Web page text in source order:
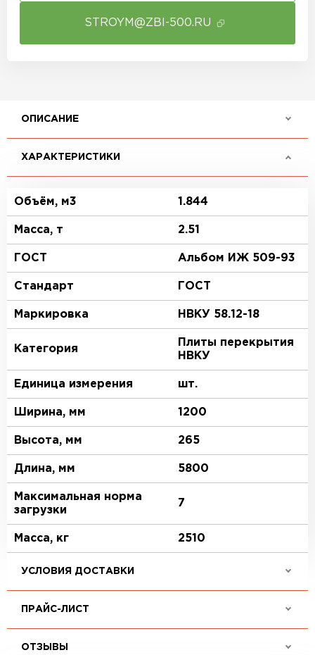
STROYM@ZBI-500.RU
ОПИСАНИЕ
ХАРАКТЕРИСТИКИ
Объём, м3 1.844
Масса, т 2.51
ГОСТ Альбом ИЖ 509-93
Стандарт ГОСТ
Маркировка НВКУ 58.12-18
Категория
Плиты перекрытия
НВКУ
Единица измерения шт.
Ширина, мм 1200
Высота, мм 265
Длина, мм 5800
Максимальная норма
загрузки
7
Масса, кг 2510
УСЛОВИЯ ДОСТАВКИ
ПРАЙС-ЛИСТ
ОТЗЫВЫ